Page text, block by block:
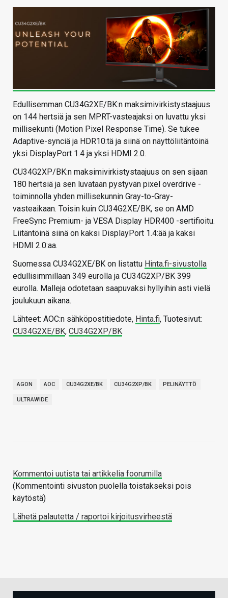
Edullisemman CU34G2XE/BK:n maksimivirkistystaajuus
on 144 hertsiä ja sen MPRT-vasteajaksi on luvattu yksi
millisekunti (Motion Pixel Response Time). Se tukee
Adaptive-synciä ja HDR10:tä ja siinä on näyttöliitäntöinä
yksi DisplayPort 1.4 ja yksi HDMI 2.0.
CU34G2XP/BK:n maksimivirkistystaajuus on sen sijaan
180 hertsiä ja sen luvataan pystyvän pixel overdrive -
toiminnolla yhden millisekunnin Gray-to-Gray-
vasteaikaan. Toisin kuin CU34G2XE/BK, se on AMD
FreeSync Premium- ja VESA Display HDR400 -sertifioitu.
Liitäntöinä siinä on kaksi DisplayPort 1.4:ää ja kaksi
HDMI 2.0:aa.
Suomessa CU34G2XE/BK on listattu Hinta.fi-sivustolla
edullisimmillaan 349 eurolla ja CU34G2XP/BK 399
eurolla. Malleja odotetaan saapuvaksi hyllyihin asti vielä
joulukuun aikana.
Lähteet: AOC:n sähköpostitiedote, Hinta.fi, Tuotesivut:
CU34G2XE/BK, CU34G2XP/BK
AGON AOC CU34G2XE/BK CU34G2XP/BK PELINÄYTTÖ
ULTRAWIDE
Kommentoi uutista tai artikkelia foorumilla
(Kommentointi sivuston puolella toistakseksi pois
käytöstä)
Lähetä palautetta / raportoi kirjoitusvirheestä